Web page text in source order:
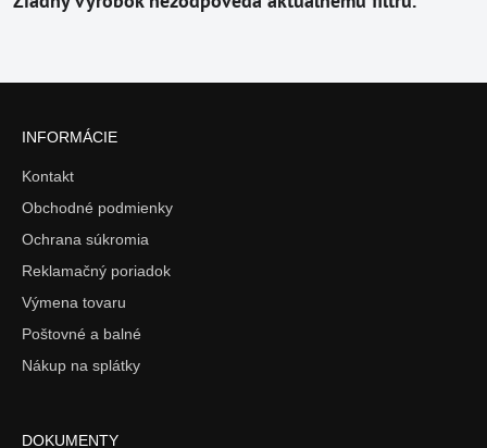
INFORMÁCIE
Kontakt
Obchodné podmienky
Ochrana súkromia
Reklamačný poriadok
Výmena tovaru
Poštovné a balné
Nákup na splátky
DOKUMENTY